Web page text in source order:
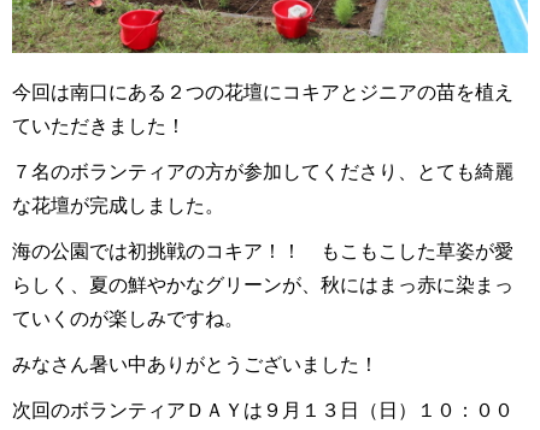
今回は南口にある２つの花壇にコキアとジニアの苗を植え
ていただきました！
７名のボランティアの方が参加してくださり、とても綺麗
な花壇が完成しました。
海の公園では初挑戦のコキア！！
もこもこした草姿が愛
らしく、夏の鮮やかなグリーンが、秋にはまっ赤に染まっ
ていくのが楽しみですね。
みなさん暑い中ありがとうございました！
次回のボランティアＤＡＹは９月１３日（日）１０：００